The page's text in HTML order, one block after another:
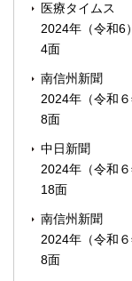
医療タイムス
2024年（令和6
4面
南信州新聞
2024年（令和
8面
中日新聞
2024年（令和
18面
南信州新聞
2024年（令和
8面